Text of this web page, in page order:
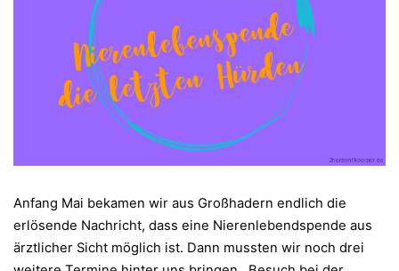
Anfang Mai bekamen wir aus Großhadern endlich die
erlösende Nachricht, dass eine Nierenlebendspende aus
ärztlicher Sicht möglich ist. Dann mussten wir noch drei